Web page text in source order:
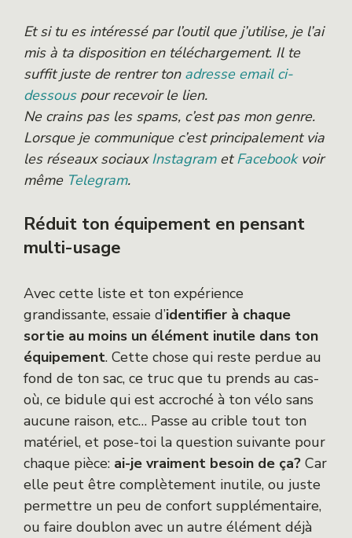
Et si tu es intéressé par l’outil que j’utilise, je l’ai
mis à ta disposition en téléchargement. Il te
suffit juste de rentrer ton adresse email ci-
dessouspour recevoir le lien.
Ne crains pas les spams, c’est pas mon genre.
Lorsque je communique c’est principalement via
les réseaux sociauxInstagrametFacebookvoir
même Telegram.
Réduit ton équipement en pensant
multi-usage
Avec cette liste et ton expérience
grandissante, essaie d’identifier à chaque
sortie au moins un élément inutile dans ton
équipement. Cette chose qui reste perdue au
fond de ton sac, ce truc que tu prends au cas-
où, ce bidule qui est accroché à ton vélo sans
aucune raison, etc… Passe au crible tout ton
matériel, et pose-toi la question suivante pour
chaque pièce: ai-je vraiment besoin de ça? Car
elle peut être complètement inutile, ou juste
permettre un peu de confort supplémentaire,
ou faire doublon avec un autre élément déjà